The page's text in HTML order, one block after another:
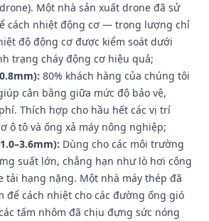
Một nhà sản xuất drone đã sử
cách nhiệt động cơ — trọng lượng chỉ
độ động cơ được kiểm soát dưới
trạng cháy động cơ hiệu quả;
80% khách hàng của chúng tôi
cân bằng giữa mức độ bảo vệ,
Thích hợp cho hầu hết các vị trí
ô tô và ống xả máy nông nghiệp;
Dùng cho các môi trường
suất lớn, chẳng hạn như lò hơi công
tải hạng nặng. Một nhà máy thép đã
để cách nhiệt cho các đường ống gió
tấm nhôm đã chịu đựng sức nóng